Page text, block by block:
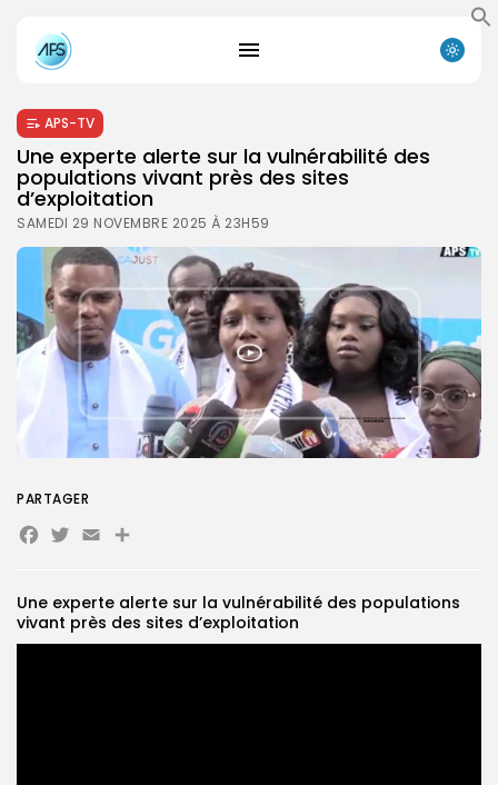
FR
APS-TV
Une experte alerte sur la vulnérabilité des
populations vivant près des sites
d’exploitation
SAMEDI 29 NOVEMBRE 2025 À 23H59
Une experte alerte sur la vulnérabilité des populations
vivant près des sites d’exploitation
PARTAGER
Facebook
Twitter
EmailPartager